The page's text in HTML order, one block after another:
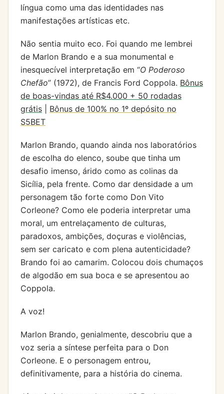
língua como uma das identidades nas
manifestações artísticas etc.
Não sentia muito eco. Foi quando me lembrei
de Marlon Brando e a sua monumental e
inesquecível interpretação em “O Poderoso
Chefão” (1972), de Francis Ford Coppola. Bônus
de boas-vindas até R$4.000 + 50 rodadas
grátis
Bônus de 100% no 1º depósito no
S5BET
Marlon Brando, quando ainda nos laboratórios
de escolha do elenco, soube que tinha um
desafio imenso, árido como as colinas da
Sicília, pela frente. Como dar densidade a um
personagem tão forte como Don Vito
Corleone? Como ele poderia interpretar uma
moral, um entrelaçamento de culturas,
paradoxos, ambições, doçuras e violências,
sem ser caricato e com plena autenticidade?
Brando foi ao camarim. Colocou dois chumaços
de algodão em sua boca e se apresentou ao
Coppola.
A voz!
Marlon Brando, genialmente, descobriu que a
voz seria a síntese perfeita para o Don
Corleone. E o personagem entrou,
definitivamente, para a história do cinema.